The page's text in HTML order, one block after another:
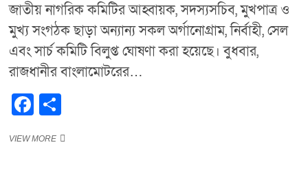
জাতীয় নাগরিক কমিটির আহ্বায়ক, সদস্যসচিব, মুখপাত্র ও
মুখ্য সংগঠক ছাড়া অন্যান্য সকল অর্গানোগ্রাম, নির্বাহী, সেল
এবং সার্চ কমিটি বিলুপ্ত ঘোষণা করা হয়েছে। বুধবার,
রাজধানীর বাংলামোটরের…
F
c ar
VIEW MORE“চারটি